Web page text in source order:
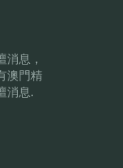
息，
澳門精
消息.